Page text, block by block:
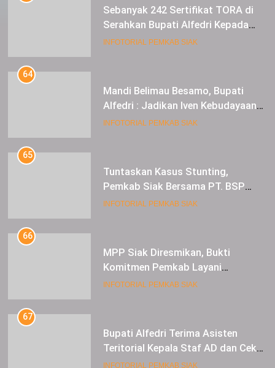
Sebanyak 242 Sertifikat TORA di
Serahkan Bupati Alfedri Kepada
Masyarakat Kerinci Kiri
INFOTORIAL PEMKAB SIAK
64
Mandi Belimau Besamo, Bupati
Alfedri : Jadikan Iven Kebudayaan
tahunan di Kabupaten Siak
INFOTORIAL PEMKAB SIAK
65
Tuntaskan Kasus Stunting,
Pemkab Siak Bersama PT. BSP
Siap Berkolaborasi
INFOTORIAL PEMKAB SIAK
66
MPP Siak Diresmikan, Bukti
Komitmen Pemkab Layani
Masyarakat Dengan Baik
INFOTORIAL PEMKAB SIAK
67
Bupati Alfedri Terima Asisten
Teritorial Kepala Staf AD dan Cek
Kesiapan Acara TMMD
INFOTORIAL PEMKAB SIAK